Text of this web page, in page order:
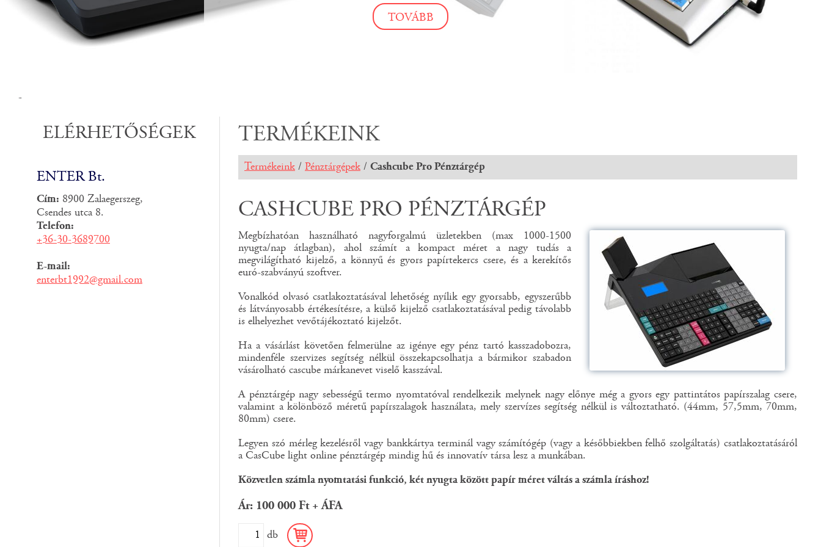
TOVÁBB
TOVÁBB
TOVÁBB
-
ELÉRHETŐSÉGEK
ENTER Bt.
Cím: 8900 Zalaegerszeg,
Csendes utca 8.
Telefon:
+36-30-3689700
E-mail:
enterbt1992@gmail.com
TERMÉKEINK
Termékeink / Pénztárgépek / Cashcube Pro Pénztárgép
CASHCUBE PRO PÉNZTÁRGÉP
Ár: 100 000 Ft + ÁFA
db
Megbízhatóan használható nagyforgalmú üzletekben (max 1000-1500
nyugta/nap átlagban), ahol számít a kompact méret a nagy tudás a
megvilágítható kijelző, a könnyű és gyors papírtekercs csere, és a kerekítős
euró-szabványú szoftver.
Vonalkód olvasó csatlakoztatásával lehetőség nyílik egy gyorsabb, egyszerűbb
és látványosabb értékesítésre, a külső kijelző csatlakoztatásával pedig távolabb
is elhelyezhet vevőtájékoztató kijelzőt.
Ha a vásárlást követően felmerülne az igénye egy pénz tartó kasszadobozra,
mindenféle szervizes segítség nélkül összekapcsolhatja a bármikor szabadon
vásárolható cascube márkanevet viselő kasszával.
A pénztárgép nagy sebességű termo nyomtatóval rendelkezik melynek nagy előnye még a gyors egy pattintátos papírszalag csere,
valamint a kölönböző méretű papírszalagok használata, mely szervízes segítség nélkül is változtatható. (44mm, 57,5mm, 70mm,
80mm) csere.
Legyen szó mérleg kezelésről vagy bankkártya terminál vagy számítógép (vagy a későbbiekben felhő szolgáltatás) csatlakoztatásáról
a CasCube light online pénztárgép mindig hű és innovatív társa lesz a munkában.
Közvetlen számla nyomtatási funkció, két nyugta között papír méret váltás a számla íráshoz!